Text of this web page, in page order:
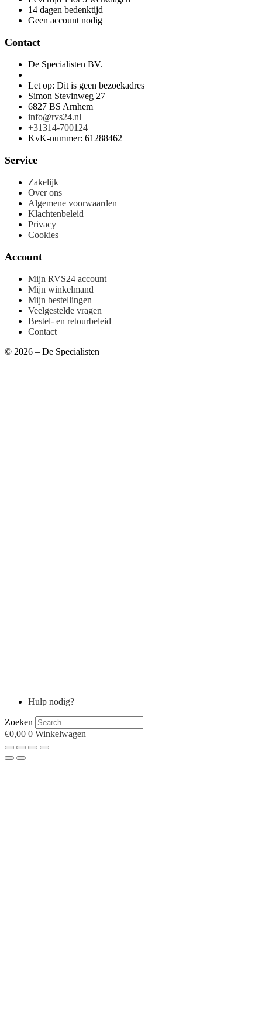
14 dagen bedenktijd
Geen account nodig
Contact
De Specialisten BV.
Let op: Dit is geen bezoekadres
Simon Stevinweg 27
6827 BS Arnhem
info@rvs24.nl
+31314-700124
KvK-nummer: 61288462
Service
Zakelijk
Over ons
Algemene voorwaarden
Klachtenbeleid
Privacy
Cookies
Account
Mijn RVS24 account
Mijn winkelmand
Mijn bestellingen
Veelgestelde vragen
Bestel- en retourbeleid
Contact
© 2026 – De Specialisten
Hulp nodig?
Zoeken
€0,00 0 Winkelwagen